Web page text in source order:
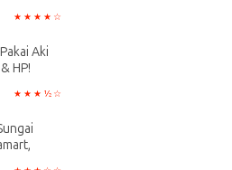
Aki
HP!